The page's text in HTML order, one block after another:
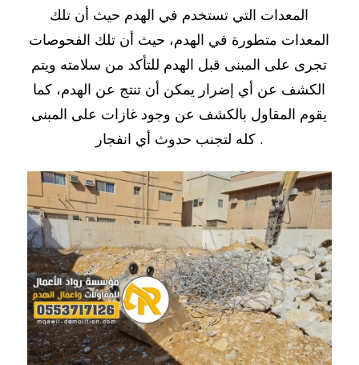
المعدات التي تستخدم في الهدم حيث أن تلك
المعدات متطورة في الهدم، حيث أن تلك الفحوصات
تجرى على المبنى قبل الهدم للتأكد من سلامته ويتم
الكشف عن أي إضرار يمكن أن تنتج عن الهدم، كما
يقوم المقاول بالكشف عن وجود غازات على المبنى
كله لتجنب حدوث أي انفجار .